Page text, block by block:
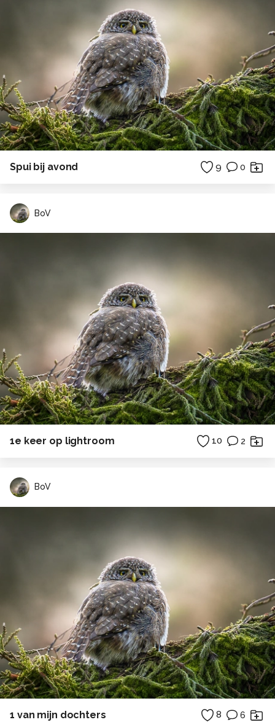
Spui bij avond 9 0
BoV
1e keer op lightroom 10 2
BoV
1 van mijn dochters 8 6